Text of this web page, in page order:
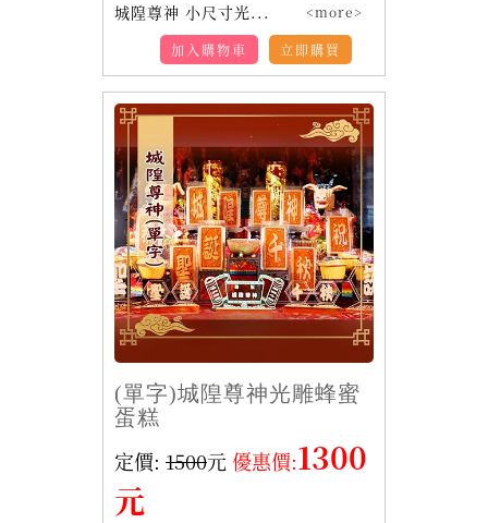
城隍尊神 小尺寸光... <more>
立即購買
加入購物車
(單字)城隍尊神光雕蜂蜜
蛋糕
定價: 1500元 優惠價:1300
元